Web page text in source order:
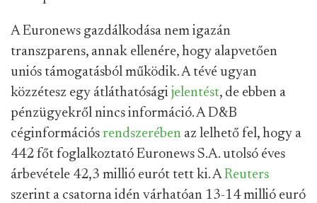
A Euronews gazdálkodása nem igazán
transzparens, annak ellenére, hogy alapvetően
uniós támogatásból működik. A tévé ugyan
közzétesz egy átláthatósági jelentést, de ebben a
pénzügyekről nincs információ. A D&B
céginformációs rendszerében az lelhető fel, hogy a
442 főt foglalkoztató Euronews S.A. utolsó éves
árbevétele 42,3 millió eurót tett ki. AReuters
szerint a csatorna idén várhatóan 13-14 millió euró